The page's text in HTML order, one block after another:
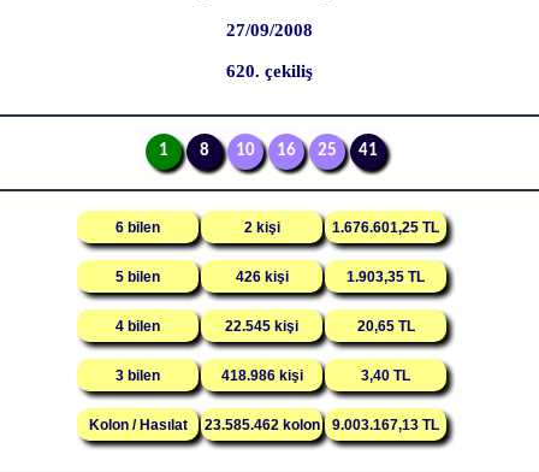
27/09/2008
620. çekiliş
1 8 10 16 25 41
6 bilen 2 kişi 1.676.601,25 TL
5 bilen 426 kişi 1.903,35 TL
4 bilen 22.545 kişi 20,65 TL
3 bilen 418.986 kişi 3,40 TL
Kolon / Hasılat 23.585.462 kolon 9.003.167,13 TL